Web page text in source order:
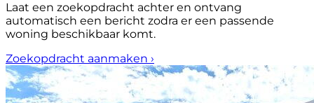
Laat een zoekopdracht achter en ontvang
automatisch een bericht zodra er een passende
woning beschikbaar komt.
Zoekopdracht aanmaken ›